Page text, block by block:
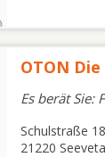
OTON
Es berät Sie:
Schulstraße 18
21220